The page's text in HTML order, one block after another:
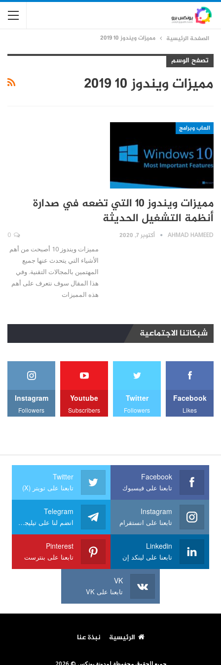
الصفحة الرئيسية مميزات ويندوز 10 2019
تصفح الوسم
مميزات ويندوز 10 2019
العاب وبرامج
مميزات ويندوز 10 التي تضعه في صدارة
أنظمة التشغيل الحديثة
AHMAD HAMEED أكتوبر 7, 2020
مميزات ويندوز 10 أصبحت من أهم
الأشياء التي يتحدث عنها جميع
المهتمين بالمجالات التقنية. وفي
هذا المقال سوف نتعرف على أهم
هذه المميزات
شبكاتنا الاجتماعية
Facebook
Likes
Twitter
Followers
Youtube
Subscribers
Instagram
Followers
Facebook
تابعنا على فيسبوك
Twitter
تابعنا على تويتر (X)
Instagram
تابعنا على انستقرام
Telegram
انضم لنا على تيليجرام
Linkedin
تابعنا على لينكد إن
Pinterest
تابعنا على بنترست
VK
تابعنا على VK
الرئيسية نبذة عنا